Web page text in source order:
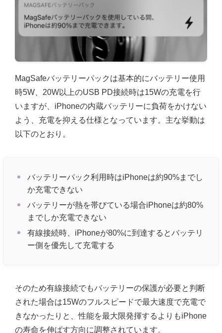
MagSafeバッテリーパックは基本的にバッテリー使用
時5W、20W以上のUSB PD接続時は15Wの充電を行
いますが、iPhoneの内蔵バッテリーに負荷をかけない
よう、充電を抑える仕様となっています。主な挙動は
以下のとおり。
バッテリーパック利用時はiPhoneは約90%までし
か充電できない
バッテリーが熱を帯びている場合iPhoneは約80%
までしか充電できない
有線接続時、iPhoneが80%に到達するとバッテリ
ー側を優先して充電する
そのため有線接続でもバッテリーの保護が必要と判断
された場合は15Wのフルスピードで最大速度で充電で
きなかったりと、性能を最大限発揮するよりもiPhone
の寿命を伸ばす方向に調整されています。